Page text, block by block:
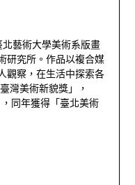
藝術大學美術系版畫
研究所。作品以複合媒
觀察，在生活中探索各
灣美術新貌獎」，
同年獲得「臺北美術